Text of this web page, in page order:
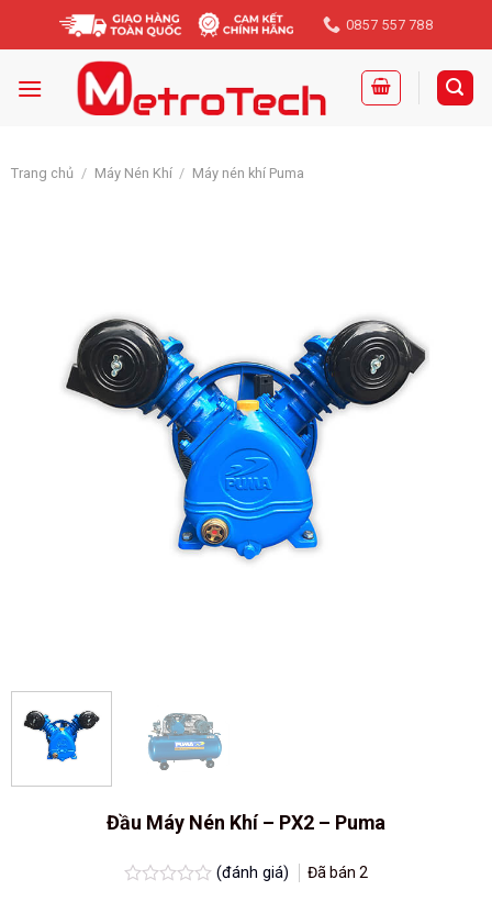
0857 557 788
Trang chủ / Máy Nén Khí / Máy nén khí Puma
Đầu Máy Nén Khí – PX2 – Puma
(đánh giá) Đã bán2